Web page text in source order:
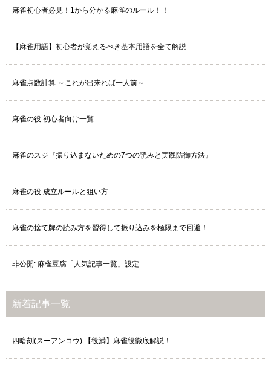
麻雀初心者必見！1から分かる麻雀のルール！！
【麻雀用語】初心者が覚えるべき基本用語を全て解説
麻雀点数計算 ～これが出来れば一人前～
麻雀の役 初心者向け一覧
麻雀のスジ『振り込まないための7つの読みと実践防御方法』
麻雀の役 成立ルールと狙い方
麻雀の捨て牌の読み方を習得して振り込みを極限まで回避！
非公開: 麻雀豆腐「人気記事一覧」設定
新着記事一覧
四暗刻(スーアンコウ) 【役満】麻雀役徹底解説！